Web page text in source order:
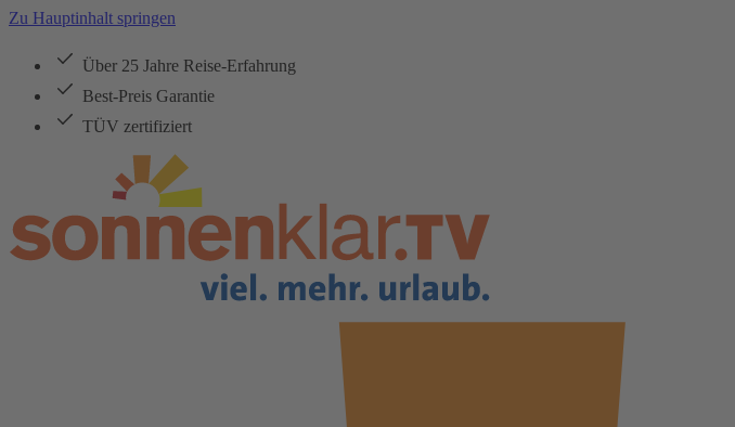
Zu Hauptinhalt springen
Über 25 Jahre Reise-Erfahrung
Best-Preis Garantie
TÜV zertifiziert